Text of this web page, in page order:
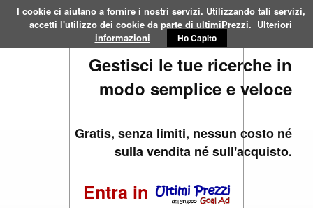
Offerte
il mio Negozio
☰
Gestisci le tue ricerche in
modo semplice e veloce
Gratis, senza limiti, nessun costo né
sulla vendita né sull'acquisto.
Entra in
I cookie ci aiutano a fornire i nostri servizi. Utilizzando tali servizi,
accetti l'utilizzo dei cookie da parte di ultimiPrezzi. Ulteriori
informazioni
Ho Capito